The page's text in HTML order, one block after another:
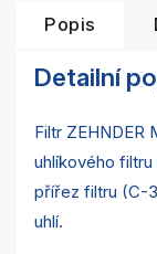
Popis
Detailní
Filtr ZEHNDER
uhlíkového
přířez filtru (C-
uhlí.